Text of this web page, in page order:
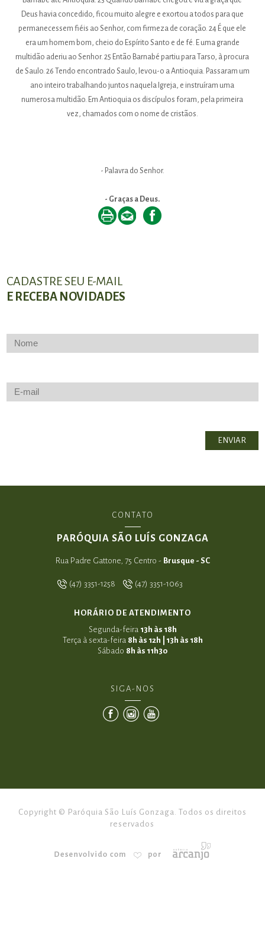
Deus havia concedido, ficou muito alegre e exortou a todos para que
permanecessem fiéis ao Senhor, com firmeza de coração. 24 É que ele
era um homem bom, cheio do Espírito Santo e de fé. E uma grande
multidão aderiu ao Senhor. 25 Então Barnabé partiu para Tarso, à procura
de Saulo. 26 Tendo encontrado Saulo, levou-o a Antioquia. Passaram um
ano inteiro trabalhando juntos naquela Igreja, e instruíram uma
numerosa multidão. Em Antioquia os discípulos foram, pela primeira
vez, chamados com o nome de cristãos.
- Palavra do Senhor.
- Graças a Deus.
CADASTRE SEU E-MAIL
E RECEBA NOVIDADES
CONTATO
PARÓQUIA SÃO LUÍS GONZAGA
Rua Padre Gattone, 75 Centro - Brusque - SC
(47) 3351-1258 (47) 3351-1063
HORÁRIO DE ATENDIMENTO
Segunda-feira 13h às 18h
Terça à sexta-feira 8h às 12h | 13h às 18h
Sábado 8h às 11h30
SIGA-NOS
Copyright © Paróquia São Luís Gonzaga. Todos os direitos
reservados